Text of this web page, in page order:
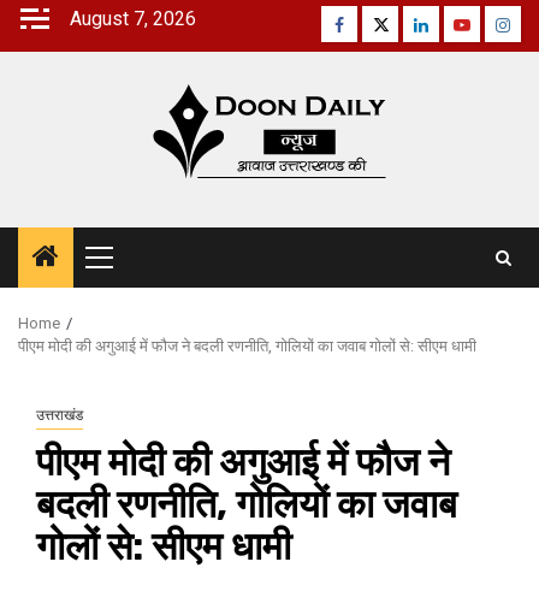
Skip
August 7, 2026 Facebook
TwitterLinkedinYoutube
Primary
Menu
Home
पीएम मोदी की अगुआई में फौज ने बदली रणनीति, गोलियों का जवाब गोलों से: सीएम धामी
उत्तराखंड
पीएम मोदी की अगुआई में फौज ने
बदली रणनीति, गोलियों का जवाब
गोलों से: सीएम धामी